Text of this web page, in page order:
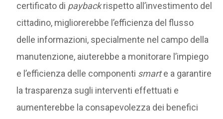
certificato di paybackrispetto all’investimento del
cittadino, migliorerebbe l’efficienza del flusso
delle informazioni, specialmente nel campo della
manutenzione, aiuterebbe a monitorare l’impiego
e l’efficienza delle componenti smarte a garantire
la trasparenza sugli interventi effettuati e
aumenterebbe la consapevolezza dei benefici